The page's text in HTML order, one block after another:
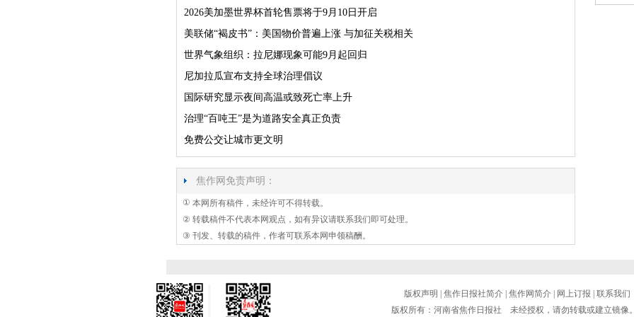
2026美加墨世界杯首轮售票将于9月10日开启
美联储“褐皮书”：美国物价普遍上涨 与加征关税相关
世界气象组织：拉尼娜现象可能9月起回归
尼加拉瓜宣布支持全球治理倡议
国际研究显示夜间高温或致死亡率上升
治理“百吨王”是为道路安全真正负责
免费公交让城市更文明
焦作网免责声明：
① 本网所有稿件，未经许可不得转载。
② 转载稿件不代表本网观点，如有异议请联系我们即可处理。
③ 刊发、转载的稿件，作者可联系本网申领稿酬。
版权声明 焦作日报社简介| 焦作网简介| 网上订报
联系我们
版权所有：河南省焦作日报社 未经授权，请勿转载或建立镜像